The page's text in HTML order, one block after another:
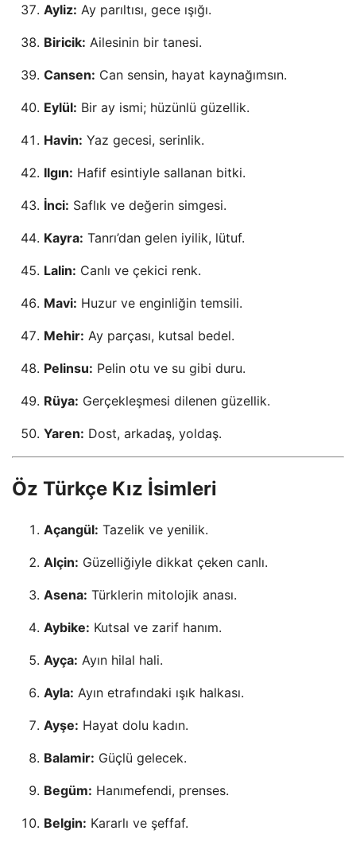
Ayliz: Ay parıltısı, gece ışığı.
Biricik: Ailesinin bir tanesi.
Cansen: Can sensin, hayat kaynağımsın.
Eylül: Bir ay ismi; hüzünlü güzellik.
Havin: Yaz gecesi, serinlik.
Ilgın: Hafif esintiyle sallanan bitki.
İnci: Saflık ve değerin simgesi.
Kayra: Tanrı’dan gelen iyilik, lütuf.
Lalin: Canlı ve çekici renk.
Mavi: Huzur ve enginliğin temsili.
Mehir: Ay parçası, kutsal bedel.
Pelinsu: Pelin otu ve su gibi duru.
Rüya: Gerçekleşmesi dilenen güzellik.
Yaren: Dost, arkadaş, yoldaş.
Öz Türkçe Kız İsimleri
Açangül: Tazelik ve yenilik.
Alçin: Güzelliğiyle dikkat çeken canlı.
Asena: Türklerin mitolojik anası.
Aybike: Kutsal ve zarif hanım.
Ayça: Ayın hilal hali.
Ayla: Ayın etrafındaki ışık halkası.
Ayşe: Hayat dolu kadın.
Balamir: Güçlü gelecek.
Begüm: Hanımefendi, prenses.
Belgin: Kararlı ve şeffaf.